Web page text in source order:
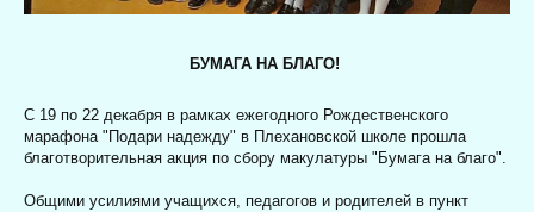
БУМАГА НА БЛАГО!
С 19 по 22 декабря в рамках ежегодного Рождественского
марафона "Подари надежду" в Плехановской школе прошла
благотворительная акция по сбору макулатуры "Бумага на благо".
Общими усилиями учащихся, педагогов и родителей в пункт